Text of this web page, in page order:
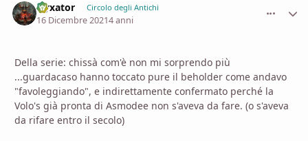
Nyxator Circolo degli Antichi
16 Dicembre 20214 anni
Della serie: chissà com'è non mi sorprendo più
...guardacaso hanno toccato pure il beholder come andavo
"favoleggiando", e indirettamente confermato perché la
Volo's già pronta di Asmodee non s'aveva da fare. (o s'aveva
da rifare entro il secolo)